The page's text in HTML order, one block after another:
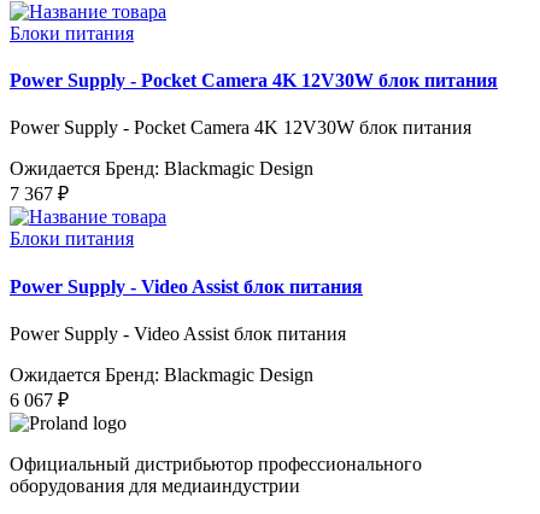
Блоки питания
Power Supply - Pocket Camera 4K 12V30W блок питания
Power Supply - Pocket Camera 4K 12V30W блок питания
Ожидается Бренд: Blackmagic Design
7 367 ₽
Блоки питания
Power Supply - Video Assist блок питания
Power Supply - Video Assist блок питания
Ожидается Бренд: Blackmagic Design
6 067 ₽
Официальный дистрибьютор профессионального
оборудования для медиаиндустрии